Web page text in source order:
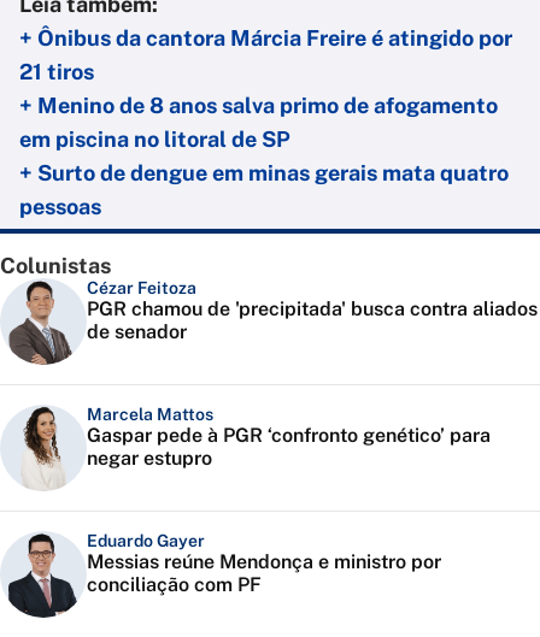
+ Ônibus da cantora Márcia Freire é atingido por
21 tiros
+ Menino de 8 anos salva primo de afogamento
em piscina no litoral de SP
+ Surto de dengue em minas gerais mata quatro
pessoas
Colunistas
Cézar Feitoza
PGR chamou de 'precipitada' busca contra aliados
de senador
Marcela Mattos
Gaspar pede à PGR ‘confronto genético’ para
negar estupro
Eduardo Gayer
Messias reúne Mendonça e ministro por
conciliação com PF